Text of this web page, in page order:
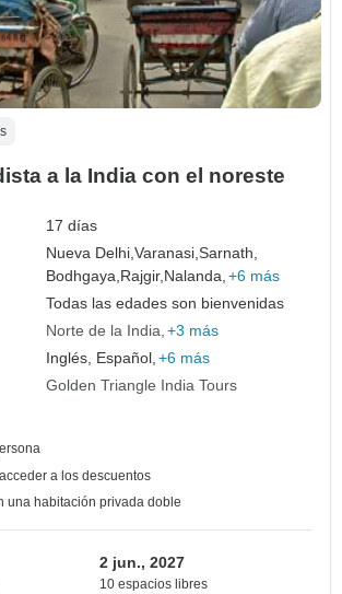
a la India con el noreste
17 días
Nueva Delhi,Varanasi,Sarnath,
Bodhgaya, Rajgir, Nalanda, +6 más
Todas las edades son bienvenidas
Norte de la India +3 más
Inglés, Español, +6 más
Golden Triangle India Tours
a los descuentos
una habitación privada doble
2 jun., 2027
10 espacios libres